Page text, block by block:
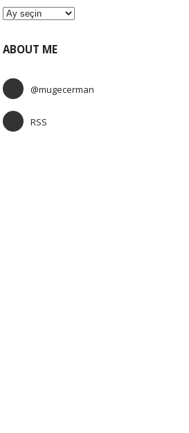
Arşivler
ABOUT ME
@mugecerman
RSS